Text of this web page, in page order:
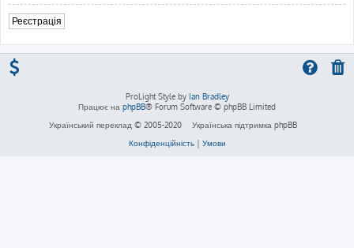
Реєстрація
ProLight Style by Ian Bradley
Працює на phpBB® Forum Software © phpBB Limited
Український переклад © 2005-2020
Українська підтримка phpBB
Конфіденційність| Умови